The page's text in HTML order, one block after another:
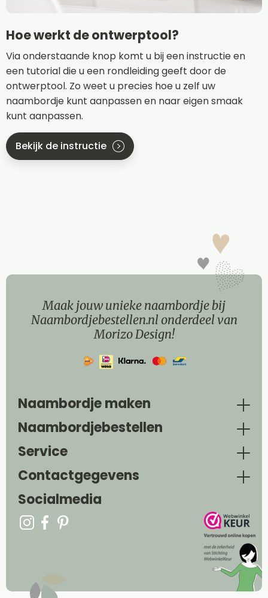
Hoe werkt de ontwerptool?
Via onderstaande knop komt u bij een instructie en
een tutorial die u een rondleiding geeft door de
ontwerptool. Zo weet u precies hoe u zelf uw
naambordje kunt aanpassen en naar eigen smaak
kunt aanpassen.
Bekijk de instructie
Maak jouw unieke naambordje bij
Naambordjebestellen.nl onderdeel van
Morizo Design!
Naambordje maken
Naambordjebestellen
Service
Contactgegevens
Socialmedia